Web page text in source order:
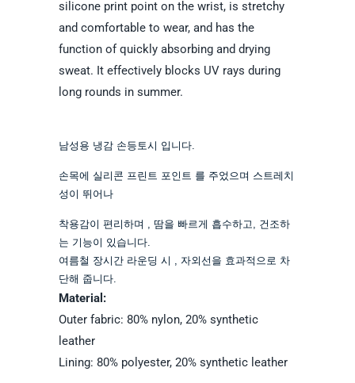
silicone print point on the wrist, is stretchy
and comfortable to wear, and has the
function of quickly absorbing and drying
sweat. It effectively blocks UV rays during
long rounds in summer.
남성용 냉감 손등토시 입니다.
손목에 실리콘 프린트 포인 트 를 주었으며 스트레 치
성 이 뛰어나
착용감이 편 리하며 , 땀을 빠르게 흡수하고, 건 조하
는 기 능이 있습니다.
여름철 장시간 라운딩 시 , 자외선 을 효과적으로 차
단해 줍니다.
Material:
Outer fabric: 80% nylon, 20% synthetic
leather
Lining: 80% polyester, 20% synthetic leather